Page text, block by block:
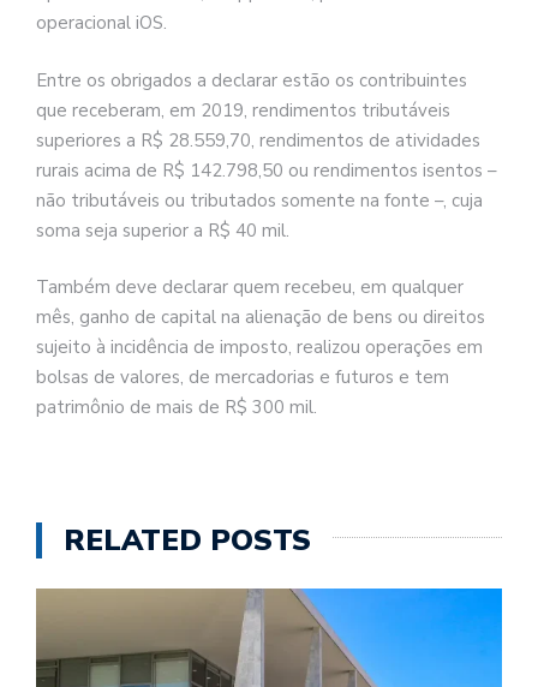
operacional iOS.
Entre os obrigados a declarar estão os contribuintes
que receberam, em 2019, rendimentos tributáveis
superiores a R$ 28.559,70, rendimentos de atividades
rurais acima de R$ 142.798,50 ou rendimentos isentos –
não tributáveis ou tributados somente na fonte –, cuja
soma seja superior a R$ 40 mil.
Também deve declarar quem recebeu, em qualquer
mês, ganho de capital na alienação de bens ou direitos
sujeito à incidência de imposto, realizou operações em
bolsas de valores, de mercadorias e futuros e tem
patrimônio de mais de R$ 300 mil.
RELATED POSTS